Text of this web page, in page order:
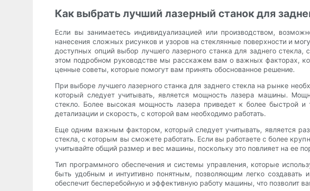
Как выбрать лучший лазерный станок для
Если вы занимаетесь индивидуализацией или производством,
нанесения сложных рисунков и узоров на стеклянные поверхности и
доступных опций выбор лучшего лазерного станка для заднего
этом подробном руководстве мы расскажем вам о важных факторах,
ценные советы, которые помогут вам принять обоснованное решение.
При выборе лучшего лазерного станка для заднего стекла на рынке
который следует учитывать, является мощность лазера машины.
стекло. Более высокая мощность лазера приведет к более быстрой
детализации и скорость, с которой вам необходимо работать.
Еще одним важным фактором, который следует учитывать, является
стекла, с которым вы сможете работать. Если вы работаете с более
учитывайте общий размер и вес машины, поскольку это повлияет на ее
Тип программного обеспечения и системы управления, которые
быть удобным и интуитивно понятным, позволяющим легко
обеспечит бесперебойную и эффективную работу машины, что позволит